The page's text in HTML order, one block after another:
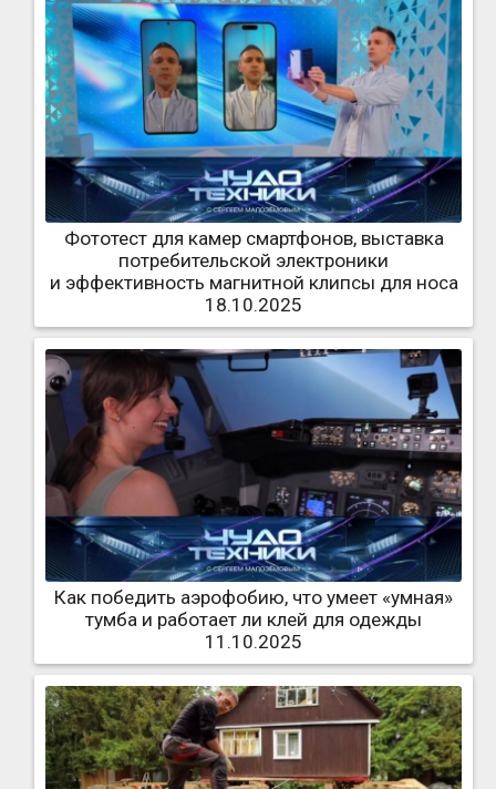
Фототест для камер смартфонов, выставка
потребительской электроники
и эффективность магнитной клипсы для носа
18.10.2025
Как победить аэрофобию, что умеет «умная»
тумба и работает ли клей для одежды
11.10.2025